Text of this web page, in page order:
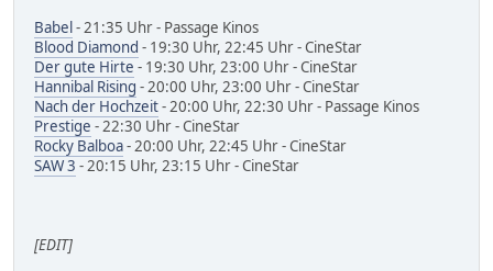
Babel- 21:35 Uhr - Passage Kinos
Blood Diamond - 19:30 Uhr, 22:45 Uhr - CineStar
Der gute Hirte - 19:30 Uhr, 23:00 Uhr - CineStar
Hannibal Rising - 20:00 Uhr, 23:00 Uhr - CineStar
Nach der Hochzeit- 20:00 Uhr, 22:30 Uhr - Passage Kinos
Prestige - 22:30 Uhr - CineStar
Rocky Balboa- 20:00 Uhr, 22:45 Uhr - CineStar
SAW 3 - 20:15 Uhr, 23:15 Uhr - CineStar
[EDIT]